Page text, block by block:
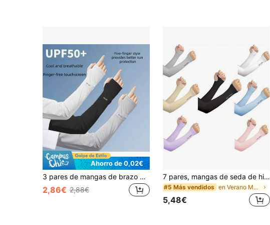
Ahorro de 0,02€
3 pares de mangas de brazo de seda de hielo ultra finas y transpirables para mujer en verano, mangas de brazo deportivas, adecuadas para menos de 55KG (talla única, se ajusta a tallas pequeñas)
2,86€ 2,88€
7 pares, mangas de seda de hielo para mujer, guantes de media mano elásticos de verano, protección UV para ciclismo al aire libre, cubiertas de mano finas y transpirables, colores surtidos de verano
#5 Más vendidos en Verano Mangas de brazo para mujer
5,48€